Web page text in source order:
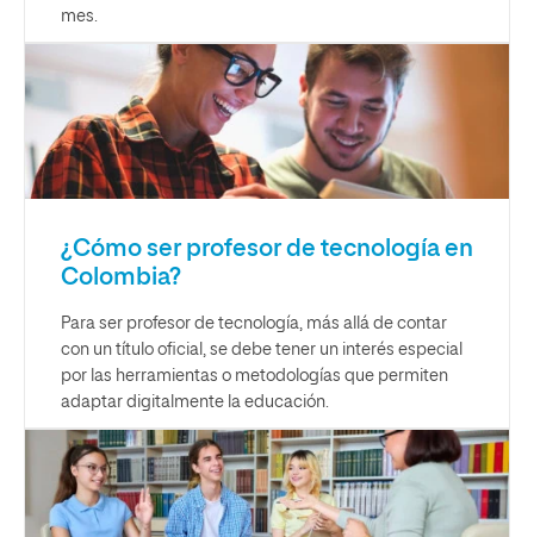
mes.
¿Cómo ser profesor de tecnología en
Colombia?
Para ser profesor de tecnología, más allá de contar
con un título oficial, se debe tener un interés especial
por las herramientas o metodologías que permiten
adaptar digitalmente la educación.